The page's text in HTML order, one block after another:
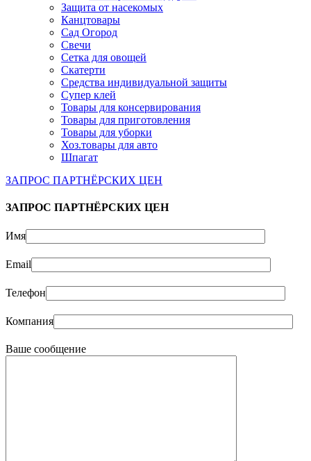
Защита от насекомых
Канцтовары
Сад Огород
Свечи
Сетка для овощей
Скатерти
Средства индивидуальной защиты
Супер клей
Товары для консервирования
Товары для приготовления
Товары для уборки
Хоз.товары для авто
Шпагат
ЗАПРОС ПАРТНЁРСКИХ ЦЕН
ЗАПРОС ПАРТНЁРСКИХ ЦЕН
Имя
Email
Телефон
Компания
Ваше сообщение